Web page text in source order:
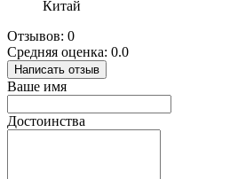
Китай
Отзывов: 0
Средняя оценка: 0.0
Написать отзыв
Ваше имя
Достоинства